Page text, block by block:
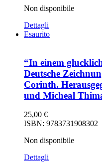
Non disponibile
Dettagli
Esaurito
“In einem
Deutsche
Corinth.
und Micheal
25,00 €
ISBN: 9783731908302
Non disponibile
Dettagli